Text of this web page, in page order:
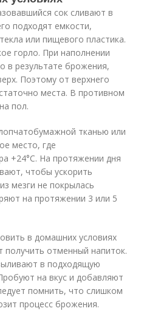
сок сливают в
подходят емкости,
или пищевого пластика.
горло. При наполнении
в результате брожения,
Поэтому от верхнего
места. В противном
пол.
тканью или
место, где
+24°C. На протяжении дня
чтобы ускорить
мезги не покрылась
на протяжении 3 или 5
в домашних условиях
получить отменный напиток.
в подходящую
на вкус и добавляют
помнить, что слишком
процесс брожения.